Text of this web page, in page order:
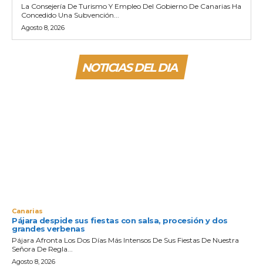
La Consejería De Turismo Y Empleo Del Gobierno De Canarias Ha
Concedido Una Subvención...
Agosto 8, 2026
NOTICIAS DEL DIA
Canarias
Pájara despide sus fiestas con salsa, procesión y dos
grandes verbenas
Pájara Afronta Los Dos Días Más Intensos De Sus Fiestas De Nuestra
Señora De Regla...
Agosto 8, 2026